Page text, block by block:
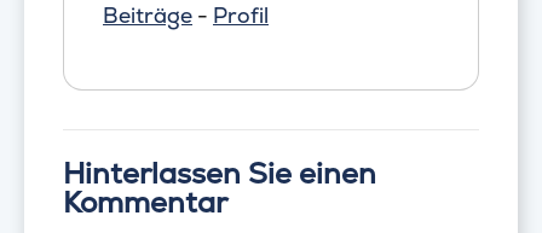
Beiträge - Profil
Hinterlassen Sie einen
Kommentar